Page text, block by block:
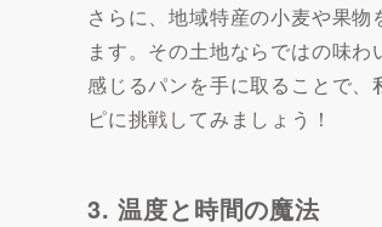
さらに、地域特産の小麦や果
ます。その土地ならではの味
感じるパンを手に取ることで
ピに挑戦してみましょう！
3. 温度と時間の魔法